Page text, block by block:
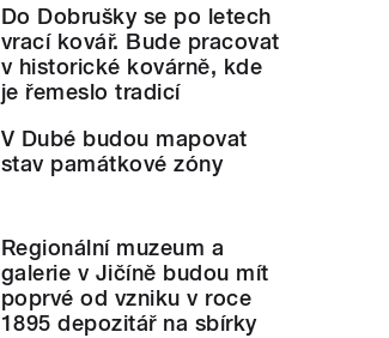
Do Dobrušky se po letech
vrací kovář. Bude pracovat
v historické kovárně, kde
je řemeslo tradicí
V Dubé budou mapovat
stav památkové zóny
Regionální muzeum a
galerie v Jičíně budou mít
poprvé od vzniku v roce
1895 depozitář na sbírky